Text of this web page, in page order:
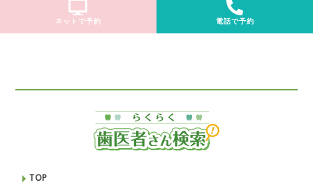
ネットで予約 電話で予約
TOP